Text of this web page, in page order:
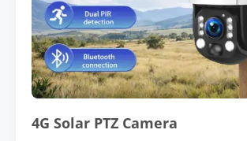
4G Solar PTZ Camera